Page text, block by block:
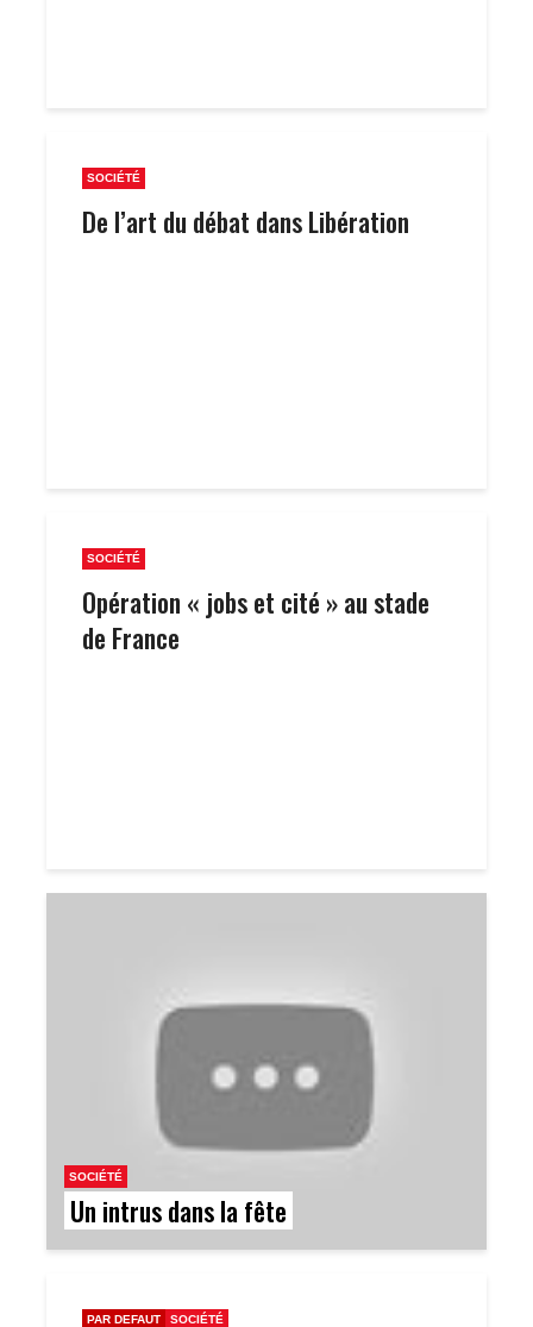
SOCIÉTÉ
De l’art du débat dans Libération
SOCIÉTÉ
Opération « jobs et cité » au stade
de France
SOCIÉTÉ
Un intrus dans la fête
PAR DEFAUT SOCIÉTÉ